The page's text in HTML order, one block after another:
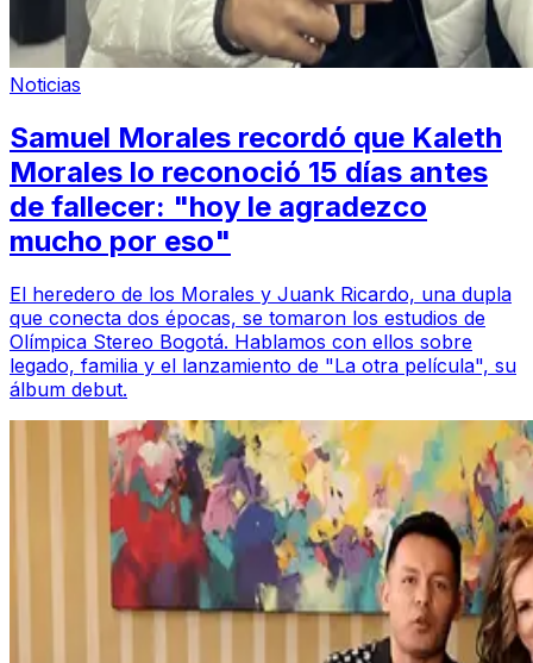
Noticias
Samuel Morales recordó que Kaleth
Morales lo reconoció 15 días antes
de fallecer: "hoy le agradezco
mucho por eso"
El heredero de los Morales y Juank Ricardo, una dupla
que conecta dos épocas, se tomaron los estudios de
Olímpica Stereo Bogotá. Hablamos con ellos sobre
legado, familia y el lanzamiento de "La otra película", su
álbum debut.